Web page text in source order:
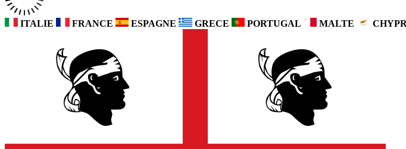
ITALIE FRANCE ESPAGNE GRECE PORTUGAL MALTE